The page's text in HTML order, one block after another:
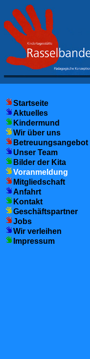
Startseite
Aktuelles
Kindermund
Wir über uns
Betreuungsangebot
Unser Team
Bilder der Kita
Voranmeldung
Mitgliedschaft
Anfahrt
Kontakt
Geschäftspartner
Jobs
Wir verleihen
Impressum